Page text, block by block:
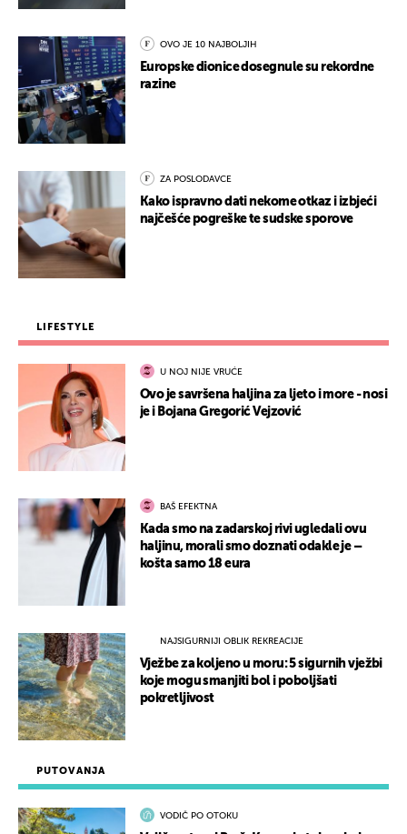
PUTOVANJA
VODIČ PO OTOKU
OVO JE 10 NAJBOLJIH
Europske dionice dosegnule su rekordne
razine
ZA POSLODAVCE
Kako ispravno dati nekome otkaz i izbjeći
najčešće pogreške te sudske sporove
LIFESTYLE
U NOJ NIJE VRUĆE
Ovo je savršena haljina za ljeto i more - nosi
je i Bojana Gregorić Vejzović
BAŠ EFEKTNA
Kada smo na zadarskoj rivi ugledali ovu
haljinu, morali smo doznati odakle je –
košta samo 18 eura
NAJSIGURNIJI OBLIK REKREACIJE
Vježbe za koljeno u moru: 5 sigurnih vježbi
koje mogu smanjiti bol i poboljšati
pokretljivost